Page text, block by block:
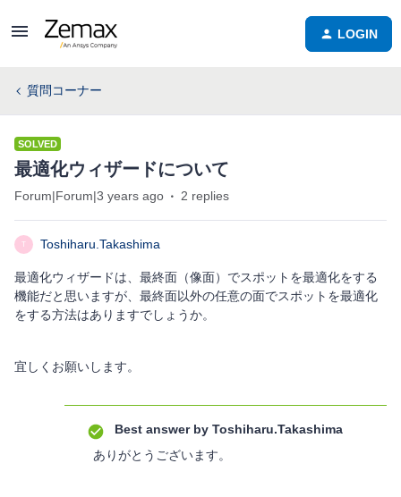
LOGIN
質問コーナー
SOLVED
最適化ウィザードについて
Forum|Forum|3 years ago 2 replies
T Toshiharu.Takashima
最適化ウィザードは、最終面（像面）でスポットを最適化をする
機能だと思いますが、最終面以外の任意の面でスポットを最適化
をする方法はありますでしょうか。
宜しくお願いします。
Best answer by Toshiharu.Takashima
ありがとうございます。